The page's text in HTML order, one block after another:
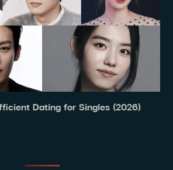
Dating for Singles (2026)